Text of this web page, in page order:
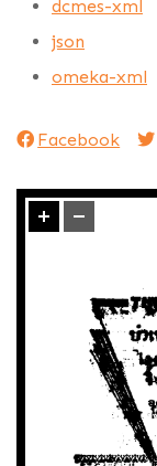
dcmes-xml
json
omeka-xml
Facebook